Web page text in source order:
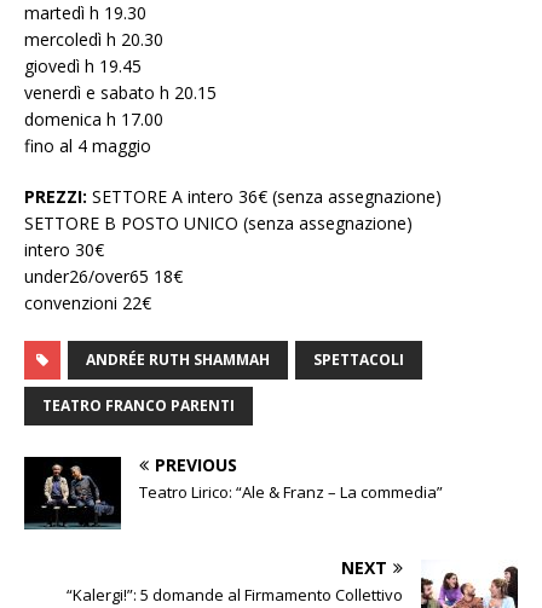
martedì h 19.30
mercoledì h 20.30
giovedì h 19.45
venerdì e sabato h 20.15
domenica h 17.00
fino al 4 maggio
PREZZI: SETTORE A intero 36€ (senza assegnazione)
SETTORE B POSTO UNICO (senza assegnazione)
intero 30€
under26/over65 18€
convenzioni 22€
ANDRÉE RUTH SHAMMAH SPETTACOLI
TEATRO FRANCO PARENTI
PREVIOUS
Teatro Lirico: “Ale & Franz – La commedia”
NEXT
“Kalergi!”: 5 domande al Firmamento Collettivo